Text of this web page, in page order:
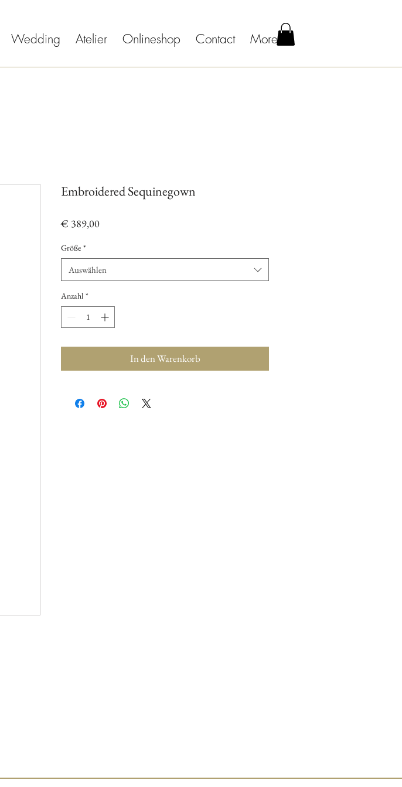
Wedding Atelier Onlineshop Contact More
Embroidered Sequinegown
€ 389,00Preis
Größe *
Auswählen
Anzahl *
In den Warenkorb